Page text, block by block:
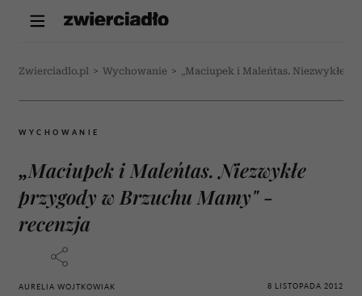
Zwierciadlo.pl > Wychowanie > „Maciupek i Maleńtas. Niezwykłe
WYCHOWANIE
„Maciupek i Maleńtas. Niezwykłe
przygody w Brzuchu Mamy" -
recenzja
AURELIA WOJTKOWIAK 8 LISTOPADA 2012